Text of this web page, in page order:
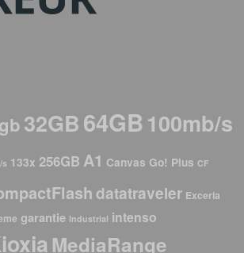
32GB64GB100mb/s
s 133x 256GB A1 Canvas Go! Plus CF
datatraveler Exceria
garantie Industrial intenso
MediaRange